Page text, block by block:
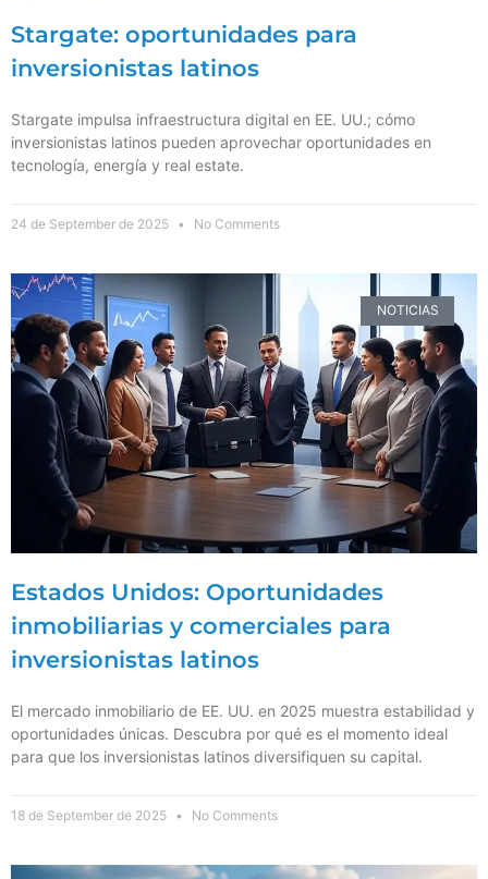
Stargate: oportunidades para
inversionistas latinos
Stargate impulsa infraestructura digital en EE. UU.; cómo
inversionistas latinos pueden aprovechar oportunidades en
tecnología, energía y real estate.
24 de September de 2025 No Comments
NOTICIAS
Estados Unidos: Oportunidades
inmobiliarias y comerciales para
inversionistas latinos
El mercado inmobiliario de EE. UU. en 2025 muestra estabilidad y
oportunidades únicas. Descubra por qué es el momento ideal
para que los inversionistas latinos diversifiquen su capital.
18 de September de 2025 No Comments